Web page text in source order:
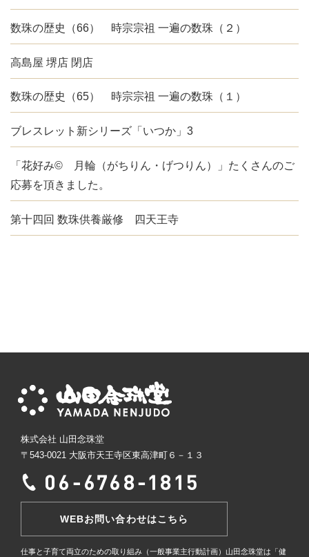
数珠の歴史（66） 時宗宗祖 一遍の数珠（２）
高島屋 堺店 閉店
数珠の歴史（65） 時宗宗祖 一遍の数珠（１）
ブレスレット新シリーズ「いつか」3
「花好み© 月輪（がちりん・げつりん）」たくさんのご
応募を頂きました。
第十四回 数珠供養厳修 四天王寺
株式会社 山田念珠堂
〒543-0021 大阪市天王寺区東高津町６－１３
WEBお問い合わせはこちら
仕事と子育て両立のための取り組み（一般事業主行動計画） 山田念珠堂は「健